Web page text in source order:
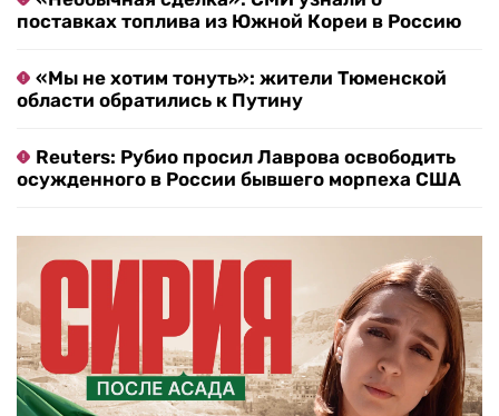
поставках топлива из Южной Кореи в Россию
«Мы не хотим тонуть»: жители Тюменской
области обратились к Путину
Reuters: Рубио просил Лаврова освободить
осужденного в России бывшего морпеха США